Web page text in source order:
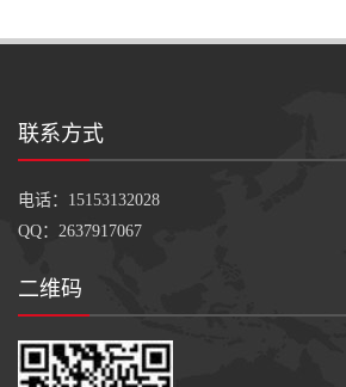
联系方式
电话：15153132028
QQ：2637917067
二维码